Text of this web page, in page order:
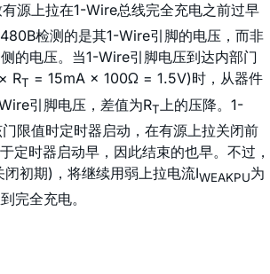
有源上拉在1-Wire总线完全充电之前过早
检测的是其1-Wire引脚的电压，而非
的电压。当1-Wire引脚电压到达内部门
× RT = 15mA × 100Ω = 1.5V)时，从器件
引脚电压，差值为RT 上的压降。1-
限值时定时器启动，在有源上拉关闭前
定时器启动早，因此结束的也早。不过，
初期)，将继续用弱上拉电流IWEAKPU为
完全充电。